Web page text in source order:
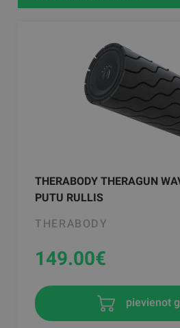
THERABODY THERAGUN
PUTU RULLIS
THERABODY
149.00€
pievienot